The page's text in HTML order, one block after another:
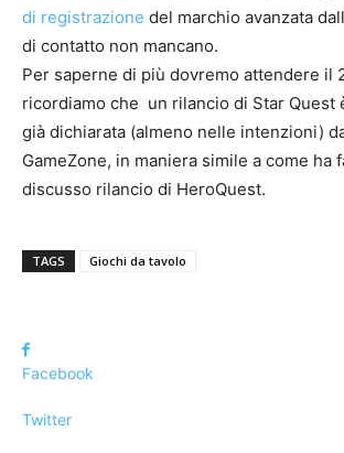
di registrazione del marchio avanzata
di contatto non mancano.
Per saperne di più dovremo attendere il
ricordiamo che un rilancio di Star Quest
già dichiarata (almeno nelle intenzioni)
GameZone, in maniera simile a come ha
discusso rilancio di HeroQuest.
TAGS Giochi da tavolo
Facebook
Twitter